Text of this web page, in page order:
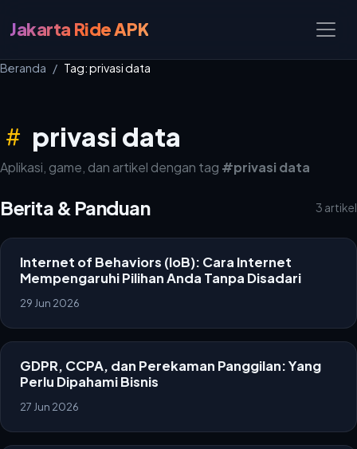
Jakarta Ride APK
Beranda Tag: privasi data
privasi data
Aplikasi, game, dan artikel dengan tag #privasi data
Berita & Panduan 3 artikel
Internet of Behaviors (IoB): Cara Internet
Mempengaruhi Pilihan Anda Tanpa Disadari
29 Jun 2026
GDPR, CCPA, dan Perekaman Panggilan: Yang
Perlu Dipahami Bisnis
27 Jun 2026